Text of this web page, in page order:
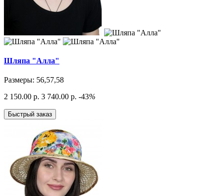
Шляпа "Алла"
Размеры: 56,57,58
2 150.00 р. 3 740.00 р. -43%
Быстрый заказ